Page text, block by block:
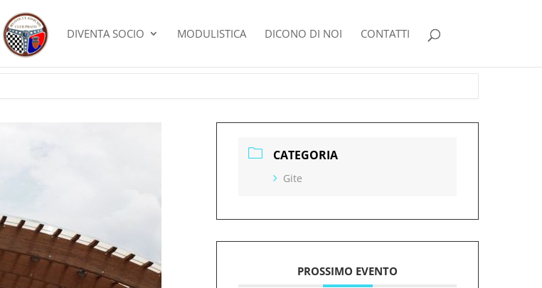
DIVENTA SOCIO MODULISTICA DICONO DI NOI CONTATTI
CATEGORIA
Gite
PROSSIMO EVENTO